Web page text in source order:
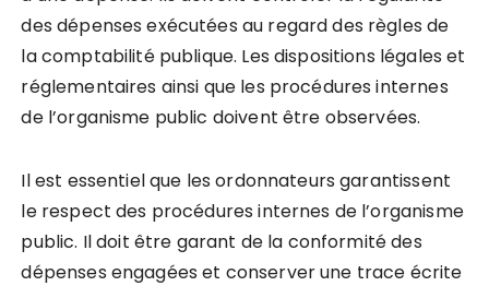
des dépenses exécutées au regard des règles de
la comptabilité publique. Les dispositions légales et
réglementaires ainsi que les procédures internes
de l’organisme public doivent être observées.
Il est essentiel que les ordonnateurs garantissent
le respect des procédures internes de l’organisme
public. Il doit être garant de la conformité des
dépenses engagées et conserver une trace écrite